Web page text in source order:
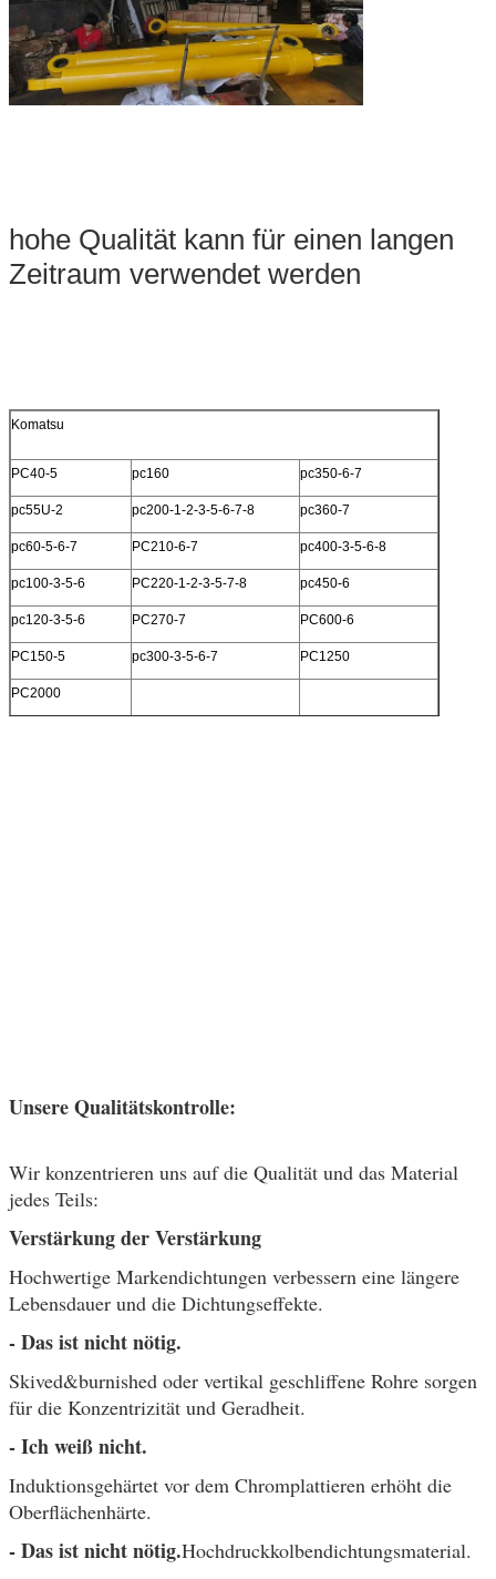
hohe Qualität kann für einen langen
Zeitraum verwendet werden
Komatsu
PC40-5 pc160 pc350-6-7
pc55U-2 pc200-1-2-3-5-6-7-8 pc360-7
pc60-5-6-7 PC210-6-7 pc400-3-5-6-8
pc100-3-5-6 PC220-1-2-3-5-7-8 pc450-6
pc120-3-5-6 PC270-7 PC600-6
PC150-5 pc300-3-5-6-7 PC1250
PC2000
Unsere Qualitätskontrolle:
Wir konzentrieren uns auf die Qualität und das Material
jedes Teils:
Verstärkung der Verstärkung
Hochwertige Markendichtungen verbessern eine längere
Lebensdauer und die Dichtungseffekte.
- Das ist nicht nötig.
Skived&burnished oder vertikal geschliffene Rohre sorgen
für die Konzentrizität und Geradheit.
- Ich weiß nicht.
Induktionsgehärtet vor dem Chromplattieren erhöht die
Oberflächenhärte.
- Das ist nicht nötig.Hochdruckkolbendichtungsmaterial.